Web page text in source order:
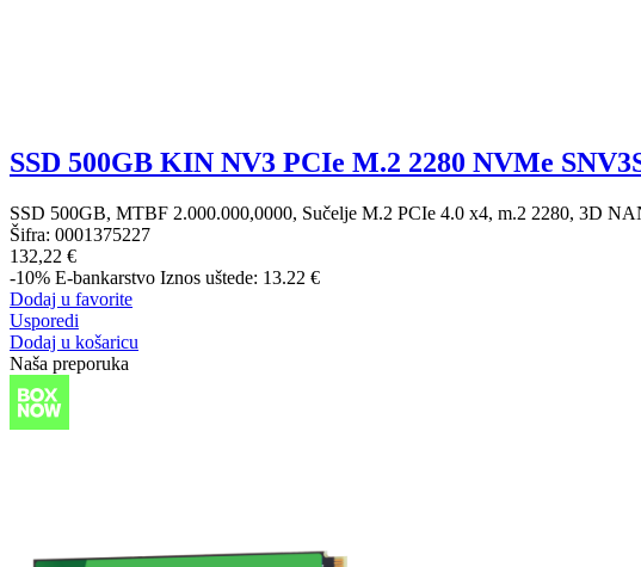
SSD 500GB KIN NV3 PCIe M.2 2280 NVMe
SSD 500GB, MTBF 2.000.000,0000, Sučelje M.2 PCIe 4.0 x4, m.2 2280, 3D
Šifra: 0001375227
132,22 €
-10% E-bankarstvo Iznos uštede: 13.22 €
Dodaj u favorite
Usporedi
Dodaj u košaricu
Naša preporuka